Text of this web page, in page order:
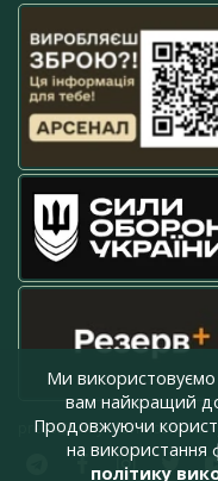
press@armyinform.com.ua
Ми
вам найкращий
Продовжуючи
на використання
політику